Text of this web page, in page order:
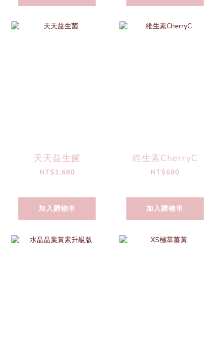
天天益生菌
NT$1,680
加入購物車
維生素CherryC
NT$680
加入購物車